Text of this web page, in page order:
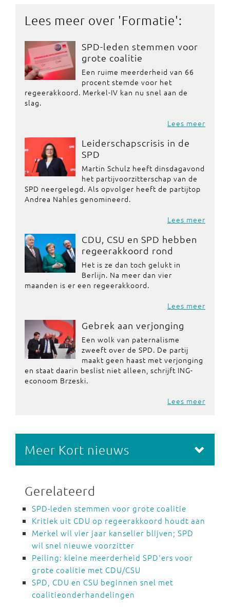
Lees meer over 'Formatie':
SPD-leden stemmen voor
grote coalitie
Een ruime meerderheid van 66
procent stemde voor het
regeerakkoord. Merkel-IV kan nu snel aan de
slag.
Lees meer
Leiderschapscrisis in de
SPD
Martin Schulz heeft dinsdagavond
het partijvoorzitterschap van de
SPD neergelegd. Als opvolger heeft de partijtop
Andrea Nahles genomineerd.
Lees meer
CDU, CSU en SPD hebben
regeerakkoord rond
Het is ze dan toch gelukt in
Berlijn. Na meer dan vier
maanden is er een regeerakkoord.
Lees meer
Gebrek aan verjonging
Een wolk van paternalisme
zweeft over de SPD. De partij
maakt geen haast met verjonging
en staat daarin beslist niet alleen, schrijft ING-
econoom Brzeski.
Lees meer
Meer Kort nieuws
Gerelateerd
SPD-leden stemmen voor grote coalitie
Kritiek uit CDU op regeerakkoord houdt aan
Merkel wil vier jaar kanselier blijven; SPD
wil snel nieuwe voorzitter
Peiling: kleine meerderheid SPD'ers voor
grote coalitie met CDU/CSU
SPD, CDU en CSU beginnen snel met
coalitieonderhandelingen